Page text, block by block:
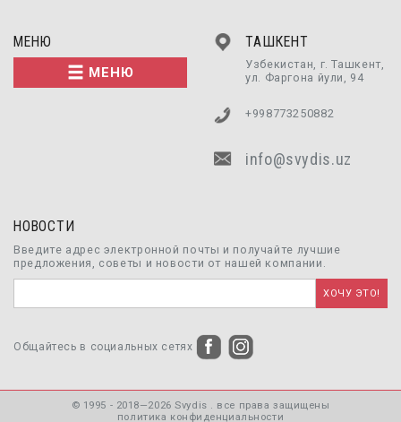
МЕНЮ
МЕНЮ
ТАШКЕНТ
Узбекистан, г. Ташкент,
ул. Фаргона йули, 94
+998773250882
info@svydis.uz
НОВОСТИ
Введите адрес электронной почты и получайте лучшие
предложения, советы и новости от нашей компании.
Общайтесь в социальных сетях
© 1995 - 2018—2026 Svydis . все права защищены
политика конфиденциальности